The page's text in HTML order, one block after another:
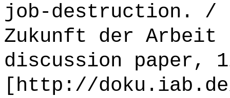
job-destruction. /
Zukunft der
discussion paper,
[http://doku.iab.de/